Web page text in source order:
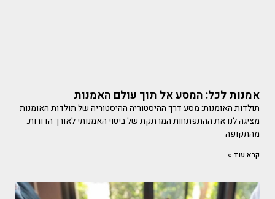
אמנות לכל: המסע אל תוך עולם האמנות
תולדות האומנות: מסע דרך ההיסטוריה ההיסטוריה של תולדות האומנות
מציגה לנו את ההתפתחות המרתקת של ביטוי האמנותי לאורך הדורות.
מהתקופה
קרא עוד »